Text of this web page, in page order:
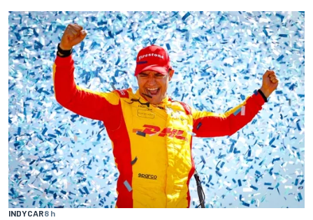
INDYCAR8 h